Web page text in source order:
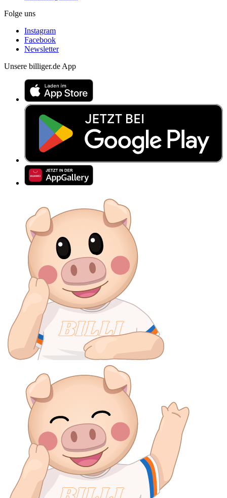
Folge uns
Instagram
Facebook
Newsletter
Unsere billiger.de App